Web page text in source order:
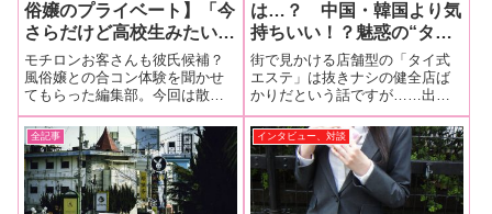
俗嬢のプライベート】「今
さらだけど高校生みたいな
デートでドキドキしたいん
だよね」
モチロンお客さんも彼氏候補？
風俗嬢との合コン体験を聞かせ
てもらった編集部。今回は散々
なお話でしたが、中には彼氏が
欲しくて合コンする風俗嬢もい
るはずだよね？ ってことで、
風俗嬢たちのプライベートな彼
氏事情が気になったので調べて
みました…
は…？ 中国・韓国より気
持ちいい！？魅惑の“タイ
式エステ”で微笑みSEX
街で見かける店舗型の「タイ式
エステ」は抜きナシの健全店ば
かりだという話ですが……出張
系ならもしかして？ と思った
ら、これが大当たりだった!!
全記事 インタビュー、対談